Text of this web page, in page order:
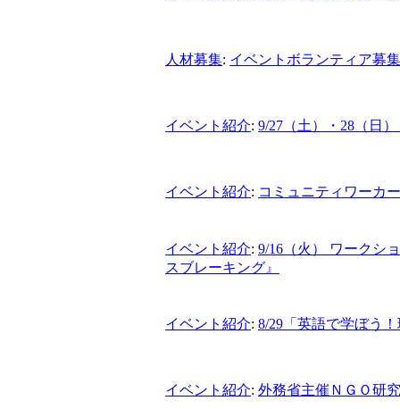
人材募集: イベントボランティア募
イベント紹介: 9/27（土）・28（日
イベント紹介: コミュニティワーカ
イベント紹介: 9/16（火） ワークシ
スブレーキング』
イベント紹介: 8/29「英語で学ぼう
イベント紹介: 外務省主催ＮＧＯ研